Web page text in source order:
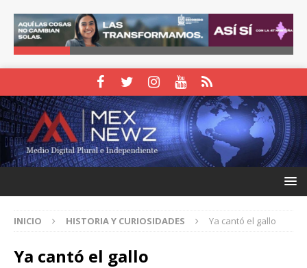
INICIO HISTORIA Y CURIOSIDADES Ya cantó el gallo
Ya cantó el gallo